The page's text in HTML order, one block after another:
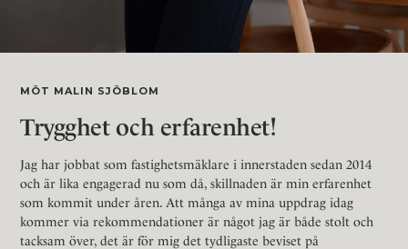
MÖT MALIN SJÖBLOM
Trygghet och erfarenhet!
Jag har jobbat som fastighetsmäklare i innerstaden sedan 2014
och är lika engagerad nu som då, skillnaden är min erfarenhet
som kommit under åren. Att många av mina uppdrag idag
kommer via rekommendationer är något jag är både stolt och
tacksam över, det är för mig det tydligaste beviset på